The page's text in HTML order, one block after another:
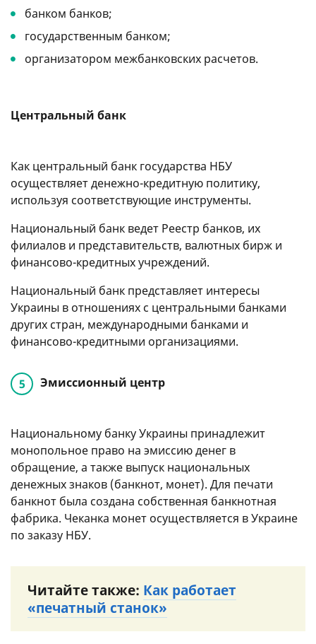
банком банков;
государственным банком;
организатором межбанковских расчетов.
Центральный банк
Как центральный банк государства НБУ
осуществляет денежно-кредитную политику,
используя соответствующие инструменты.
Национальный банк ведет Реестр банков, их
филиалов и представительств, валютных бирж и
финансово-кредитных учреждений.
Национальный банк представляет интересы
Украины в отношениях с центральными банками
других стран, международными банками и
финансово-кредитными организациями.
Эмиссионный центр
Национальному банку Украины принадлежит
монопольное право на эмиссию денег в
обращение, а также выпуск национальных
денежных знаков (банкнот, монет). Для печати
банкнот была создана собственная банкнотная
фабрика. Чеканка монет осуществляется в Украине
по заказу НБУ.
Читайте также: Как работает
«печатный станок»